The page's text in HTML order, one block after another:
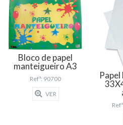
Bloco de papel
manteigueiro A3
Refª: 90700
VER